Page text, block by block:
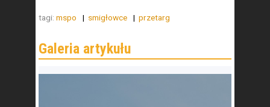
tagi: mspo smigłowce przetarg